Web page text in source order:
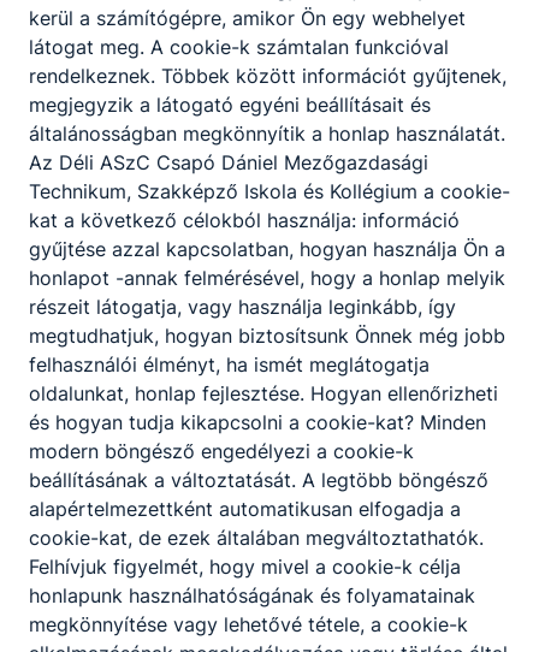
KAPCSOLÓDÓ HÍREK
Meghívó Kukorica és napraforgó
fajtabemutatóra
Kukorica és napraforgó fajtabemutató
2026. aug. 5. Admin
kerül a számítógépre, amikor Ön egy webhelyet
látogat meg. A cookie-k számtalan funkcióval
rendelkeznek. Többek között információt gyűjtenek,
megjegyzik a látogató egyéni beállításait és
általánosságban megkönnyítik a honlap használatát.
Az Déli ASzC Csapó Dániel Mezőgazdasági
Technikum, Szakképző Iskola és Kollégium a cookie-
kat a következő célokból használja: információ
gyűjtése azzal kapcsolatban, hogyan használja Ön a
honlapot -annak felmérésével, hogy a honlap melyik
részeit látogatja, vagy használja leginkább, így
megtudhatjuk, hogyan biztosítsunk Önnek még jobb
felhasználói élményt, ha ismét meglátogatja
oldalunkat, honlap fejlesztése. Hogyan ellenőrizheti
és hogyan tudja kikapcsolni a cookie-kat? Minden
modern böngésző engedélyezi a cookie-k
beállításának a változtatását. A legtöbb böngésző
alapértelmezettként automatikusan elfogadja a
cookie-kat, de ezek általában megváltoztathatók.
Felhívjuk figyelmét, hogy mivel a cookie-k célja
honlapunk használhatóságának és folyamatainak
megkönnyítése vagy lehetővé tétele, a cookie-k